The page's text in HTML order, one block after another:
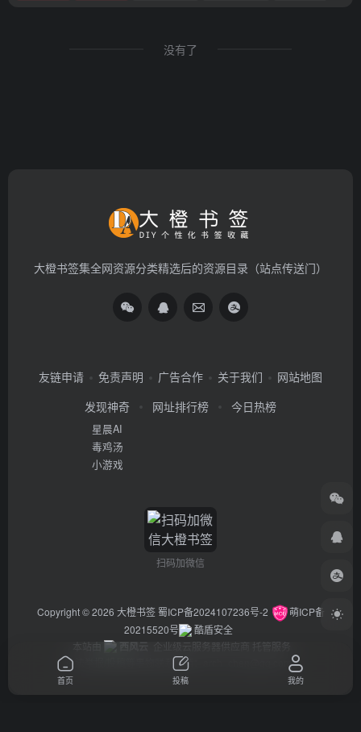
没有了
大橙书签集全网资源分类精选后的资源目录（站点传送门）
友链申请 免责声明 广告合作 关于我们
网站地图
发现神奇
星晨AI
毒鸡汤
小游戏
网址排行榜 今日热榜
扫码加微信
Copyright © 2026 大橙书签 蜀ICP备2024107236号-2
萌ICP备
20215520号
酷盾安全
本站由
西风云 企业级云服务器供应商 托管服务
违法举报/投稿等事物联系邮箱：arch_chen@qq.com
首页 投稿 我的